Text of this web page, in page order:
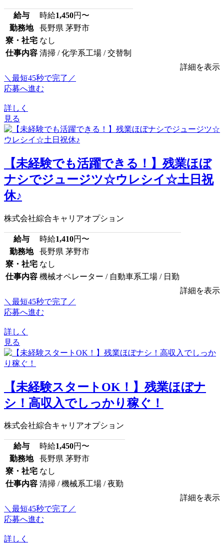
給与 時給1,450円〜
勤務地
長野県 茅野市
寮・社宅 なし
仕事内容 清掃 / 化学系工場 / 交替制
詳細を表示
＼最短45秒で完了／
応募へ進む
詳しく
見る
【未経験でも活躍できる！】残業ほぼ
ナシでジュージツ☆ウレシイ☆土日祝
休♪
株式会社綜合キャリアオプション
給与 時給1,410円〜
勤務地
長野県 茅野市
寮・社宅 なし
仕事内容 機械オペレーター / 自動車系工場 / 日勤
詳細を表示
＼最短45秒で完了／
応募へ進む
詳しく
見る
【未経験スタートOK！】残業ほぼナ
シ！高収入でしっかり稼ぐ！
株式会社綜合キャリアオプション
給与 時給1,450円〜
勤務地
長野県 茅野市
寮・社宅 なし
仕事内容 清掃 / 機械系工場 / 夜勤
詳細を表示
＼最短45秒で完了／
応募へ進む
詳しく